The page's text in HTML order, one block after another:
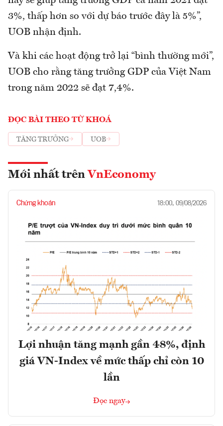
3%, thấp hơn so với dự báo trước đây là 5%”,
UOB nhận định.
Và khi các hoạt động trở lại “bình thường mới”,
UOB cho rằng tăng trưởng GDP của Việt Nam
trong năm 2022 sẽ đạt 7,4%.
ĐỌC BÀI THEO TỪ KHOÁ
TĂNG TRƯỞNG UOB
Mới nhất trên VnEconomy
Chứng khoán 18:00, 09/08/2026
Lợi nhuận tăng mạnh gần 48%, định
giá VN-Index về mức thấp chỉ còn 10
lần
Đọc ngay